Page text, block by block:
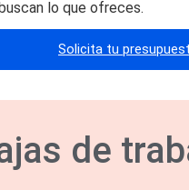
lo que ofreces.
Solicita tu
de